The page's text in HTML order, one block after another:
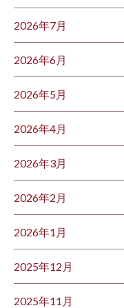
2026年7月
2026年6月
2026年5月
2026年4月
2026年3月
2026年2月
2026年1月
2025年12月
2025年11月